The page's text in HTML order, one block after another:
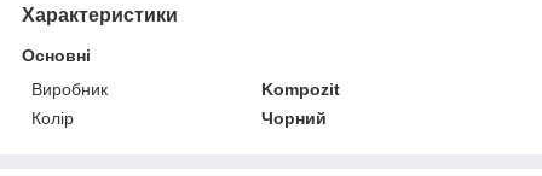
Характеристики
Основні
Виробник
Kompozit
Колір
Чорний